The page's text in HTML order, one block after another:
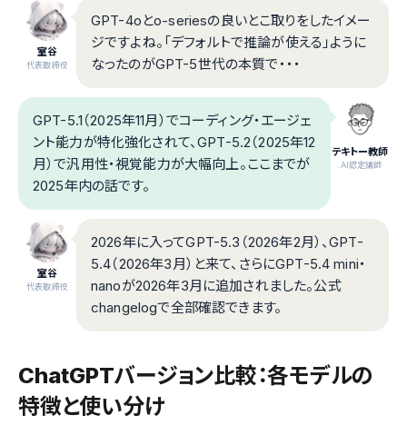
室谷
代表取締役
GPT-4oとo-seriesの良いとこ取りをしたイメー
ジですよね。「デフォルトで推論が使える」ように
なったのがGPT-5世代の本質で・・・
テキトー教師
.AI認定講師
GPT-5.1（2025年11月）でコーディング・エージェ
ント能力が特化強化されて、GPT-5.2（2025年12
月）で汎用性・視覚能力が大幅向上。ここまでが
2025年内の話です。
室谷
代表取締役
2026年に入ってGPT-5.3（2026年2月）、GPT-
5.4（2026年3月）と来て、さらにGPT-5.4 mini・
nanoが2026年3月に追加されました。公式
changelogで全部確認できます。
ChatGPTバージョン比較：各モデルの
特徴と使い分け